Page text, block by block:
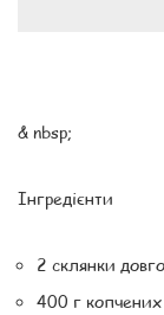
& nbsp;
Інгредієнти
2 склянки
400 г копчених